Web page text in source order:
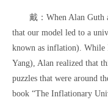
戴：When Alan Guth
that our model led to a
known as inflation). While
Yang), Alan realized that
puzzles that were around
book “The Inflationary